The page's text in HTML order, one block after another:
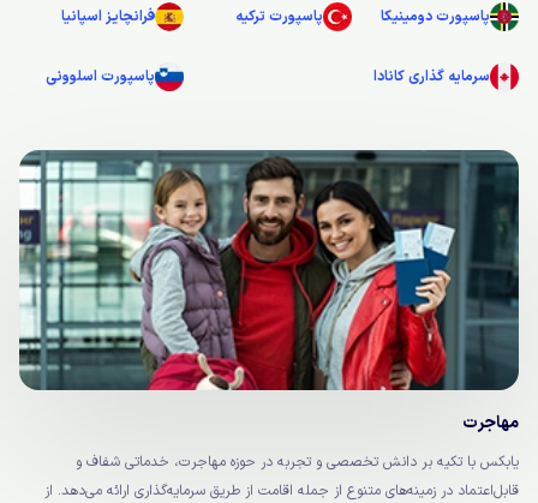
پاسپورت دومینیکا پاسپورت ترکیه فرانچایز اسپانیا
سرمایه گذاری کانادا پاسپورت اسلوونی
مهاجرت
یابکس با تکیه بر دانش تخصصی و تجربه‌ در حوزه مهاجرت، خدماتی شفاف و
قابل‌اعتماد در زمینه‌های متنوع از جمله اقامت از طریق سرمایه‌گذاری ارائه می‌دهد. از